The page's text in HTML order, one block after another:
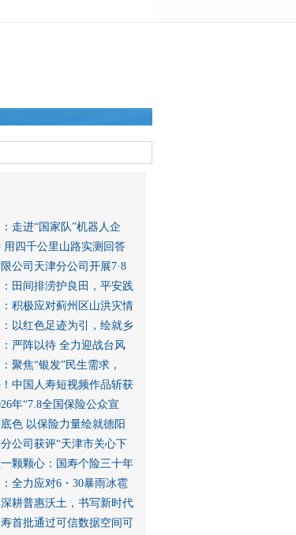
走进“国家队”机器人企
用四千公里山路实测回答
公司天津分公司开展7·8
田间排涝护良田，平安践
积极应对蓟州区山洪灾情
以红色足迹为引，绘就乡
严阵以待 全力迎战台风
聚焦“银发”民生需求，
中国人寿短视频作品斩获
年“7.8全国保险公众宣
色 以保险力量绘就德阳
公司获评“天津市关心下
颗颗心：国寿个险三十年
全力应对6・30暴雨冰雹
耕普惠沃土，书写新时代
首批通过可信数据空间可